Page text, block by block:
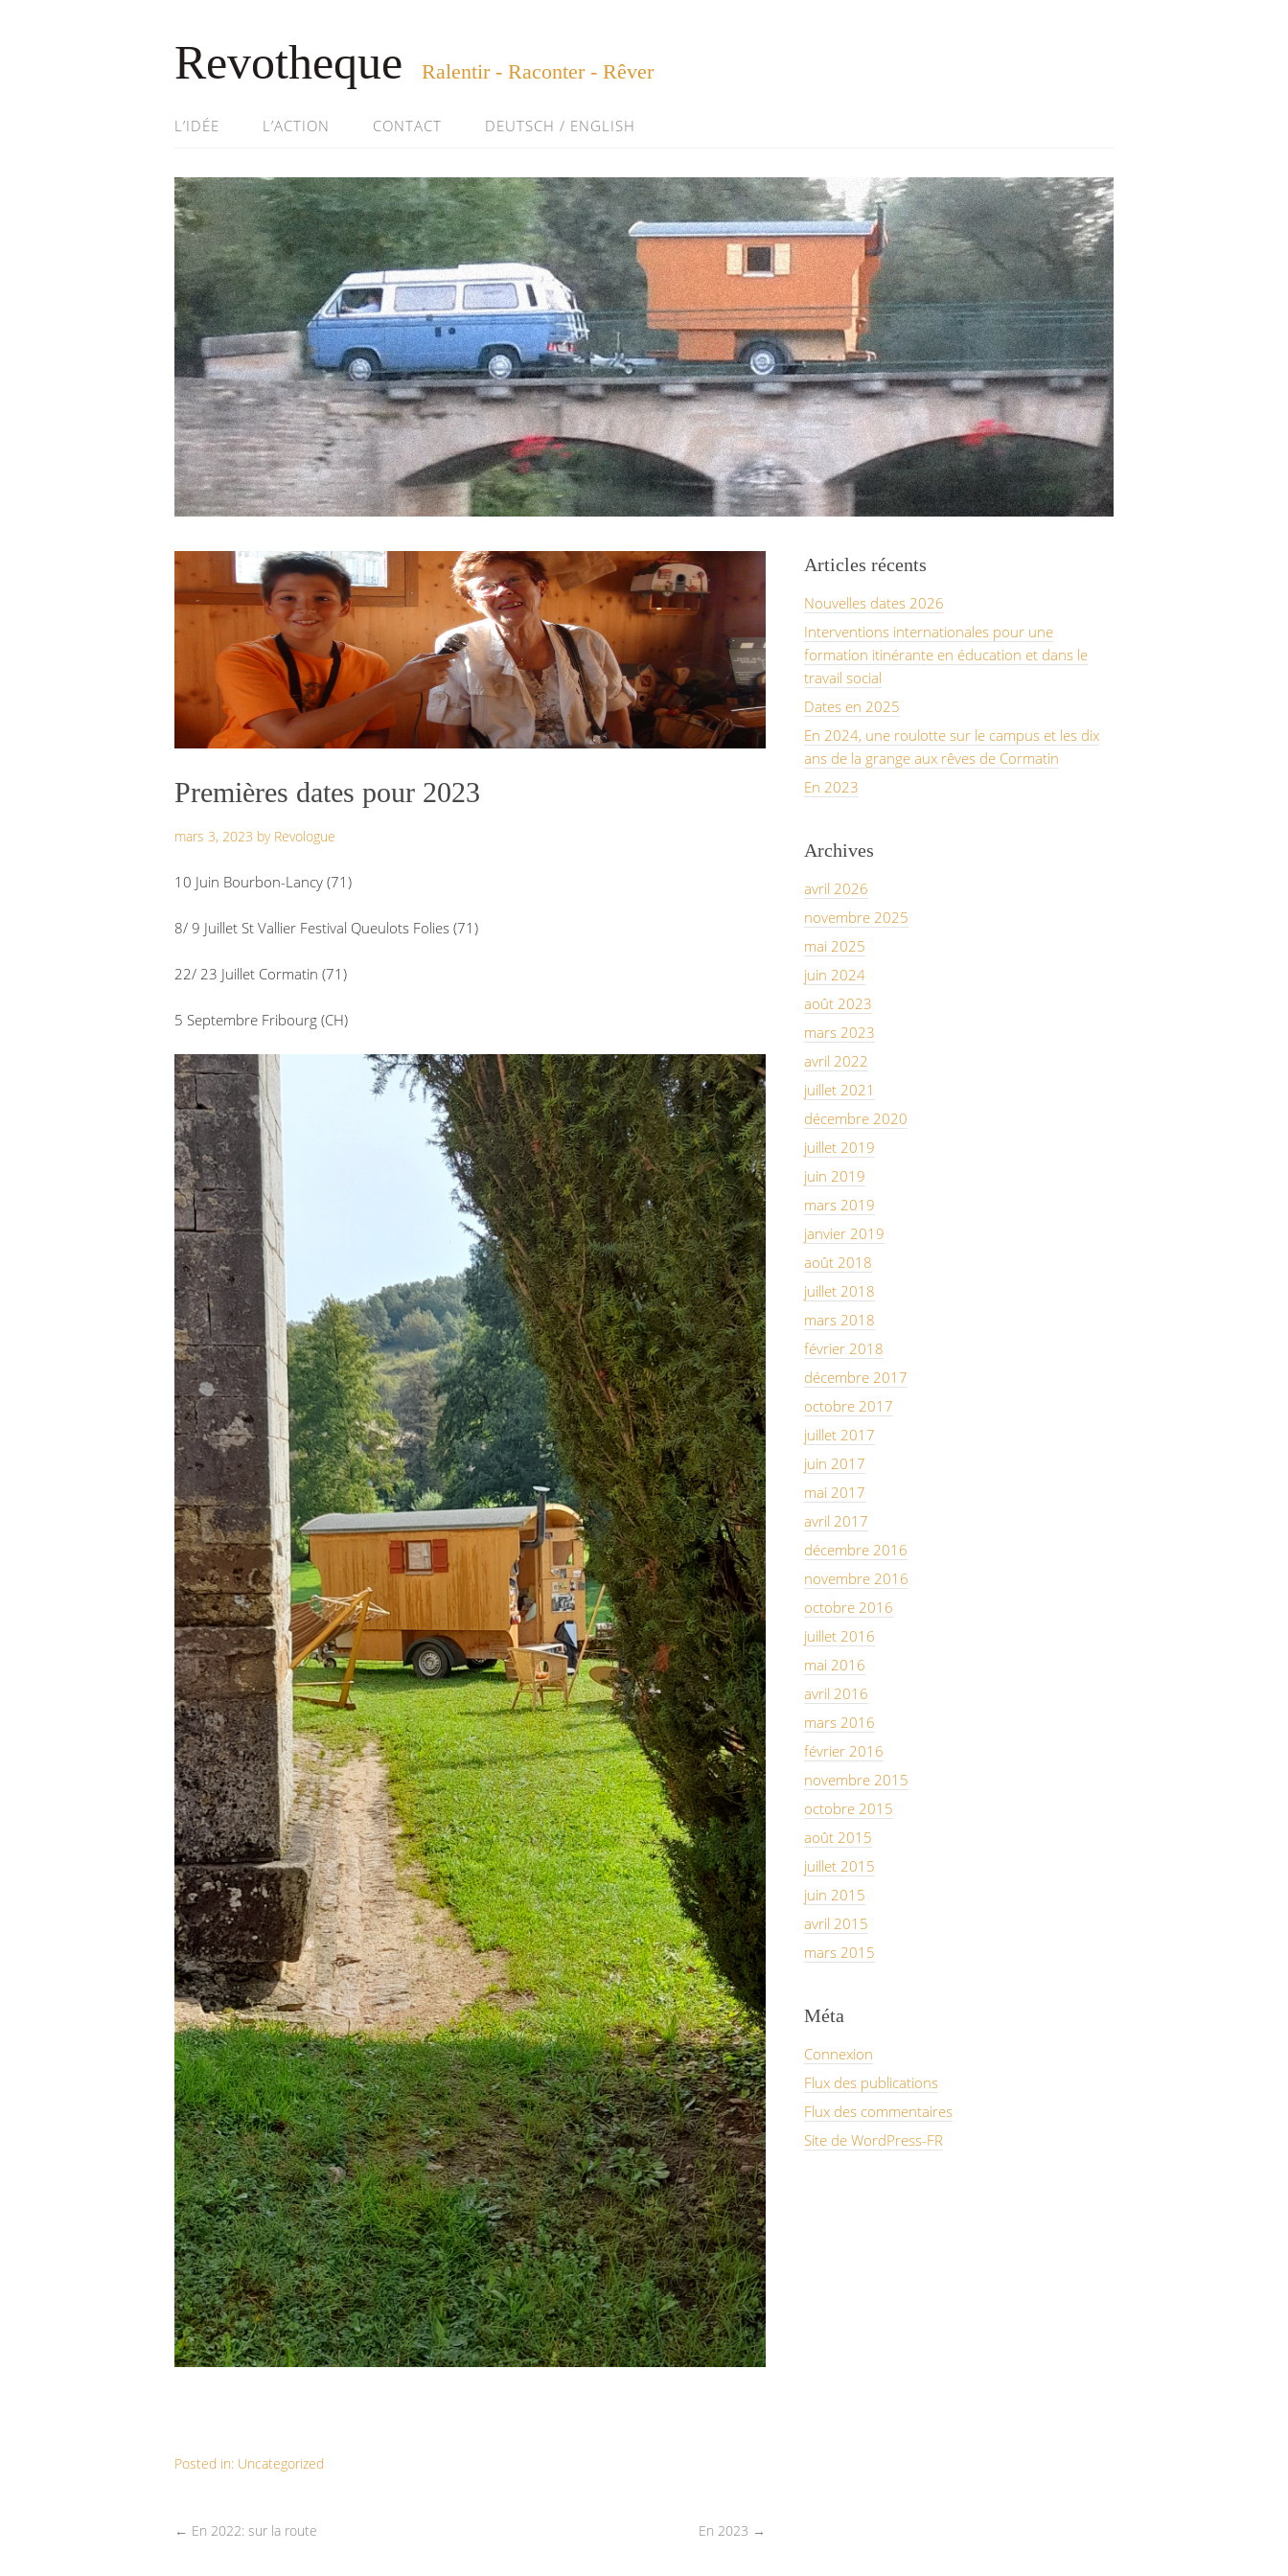
Revotheque Ralentir - Raconter - Rêver
L’IDÉE L’ACTION CONTACT DEUTSCH / ENGLISH
Premières dates pour 2023
mars 3, 2023 by Revologue
10 Juin Bourbon-Lancy (71)
8/ 9 Juillet St Vallier Festival Queulots Folies (71)
22/ 23 Juillet Cormatin (71)
5 Septembre Fribourg (CH)
Posted in: Uncategorized
← En 2022: sur la route En 2023 →
Articles récents
Nouvelles dates 2026
Interventions internationales pour une
formation itinérante en éducation et dans le
travail social
Dates en 2025
En 2024, une roulotte sur le campus et les dix
ans de la grange aux rêves de Cormatin
En 2023
Archives
avril 2026
novembre 2025
mai 2025
juin 2024
août 2023
mars 2023
avril 2022
juillet 2021
décembre 2020
juillet 2019
juin 2019
mars 2019
janvier 2019
août 2018
juillet 2018
mars 2018
février 2018
décembre 2017
octobre 2017
juillet 2017
juin 2017
mai 2017
avril 2017
décembre 2016
novembre 2016
octobre 2016
juillet 2016
mai 2016
avril 2016
mars 2016
février 2016
novembre 2015
octobre 2015
août 2015
juillet 2015
juin 2015
avril 2015
mars 2015
Méta
Connexion
Flux des publications
Flux des commentaires
Site de WordPress-FR